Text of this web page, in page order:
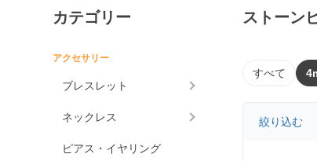
カテゴリー
アクセサリー
ブレスレット
ネックレス
ピアス・イヤリング
ストーン
すべて
絞り込む